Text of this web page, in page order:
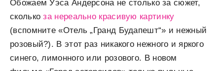
Обожаем Уэса Андерсона не столько за сюжет,
сколькоза нереально красивую картинку
(вспомните «Отель „Гранд Будапешт“» и нежный
розовый?). В этот раз никакого нежного и яркого
синего, лимонного или розового. В новом